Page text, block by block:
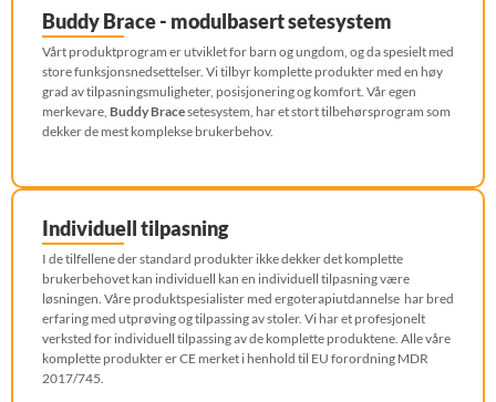
Buddy Brace - modulbasert setesystem
Vårt produktprogram er utviklet for barn og ungdom, og da spesielt med
store funksjonsnedsettelser. Vi tilbyr komplette produkter med en høy
grad av tilpasningsmuligheter, posisjonering og komfort. Vår egen
merkevare, Buddy Bracesetesystem, har et stort tilbehørsprogram som
dekker de mest komplekse brukerbehov.
Individuell tilpasning
I de tilfellene der standard produkter ikke dekker det komplette
brukerbehovet kan individuell kan en individuell tilpasning være
løsningen. Våre produktspesialister med ergoterapiutdannelse har bred
erfaring med utprøving og tilpassing av stoler. Vi har et profesjonelt
verksted for individuell tilpassing av de komplette produktene. Alle våre
komplette produkter er CE merket i henhold til EU forordning MDR
2017/745.